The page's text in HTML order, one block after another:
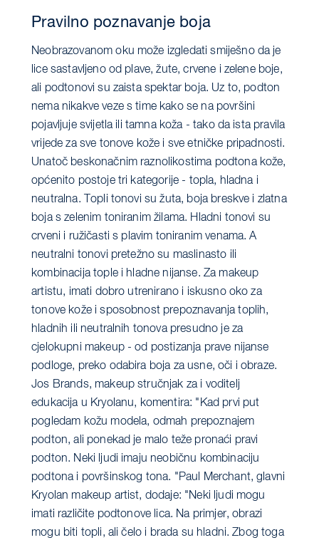
Pravilno poznavanje boja
Neobrazovanom oku može izgledati smiješno da je
lice sastavljeno od plave, žute, crvene i zelene boje,
ali podtonovi su zaista spektar boja. Uz to, podton
nema nikakve veze s time kako se na površini
pojavljuje svijetla ili tamna koža - tako da ista pravila
vrijede za sve tonove kože i sve etničke pripadnosti.
Unatoč beskonačnim raznolikostima podtona kože,
općenito postoje tri kategorije - topla, hladna i
neutralna. Topli tonovi su žuta, boja breskve i zlatna
boja s zelenim toniranim žilama. Hladni tonovi su
crveni i ružičasti s plavim toniranim venama. A
neutralni tonovi pretežno su maslinasto ili
kombinacija tople i hladne nijanse. Za makeup
artistu, imati dobro utrenirano i iskusno oko za
tonove kože i sposobnost prepoznavanja toplih,
hladnih ili neutralnih tonova presudno je za
cjelokupni makeup - od postizanja prave nijanse
podloge, preko odabira boja za usne, oči i obraze.
Jos Brands, makeup stručnjak za i voditelj
edukacija u Kryolanu, komentira: "Kad prvi put
pogledam kožu modela, odmah prepoznajem
podton, ali ponekad je malo teže pronaći pravi
podton. Neki ljudi imaju neobičnu kombinaciju
podtona i površinskog tona. "Paul Merchant, glavni
Kryolan makeup artist, dodaje: "Neki ljudi mogu
imati različite podtonove lica. Na primjer, obrazi
mogu biti topli, ali čelo i brada su hladni. Zbog toga